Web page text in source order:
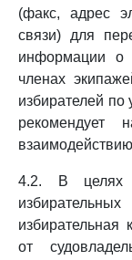
(факс, адрес
связи) для
информации о
членах
избирателей
рекомендует
4.2. В целях
избирательная
от